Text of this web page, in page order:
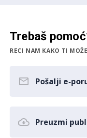
Trebaš
RECI NAM KAKO TI
Pošalji e-
Preuzmi